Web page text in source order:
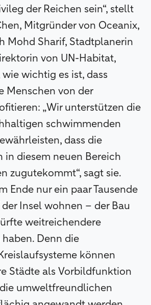
der Reichen sein“, stellt
Mitgründer von Oceanix,
Mohd Sharif, Stadtplanerin
von UN-Habitat,
wichtig es ist, dass
Menschen von der
„Wir unterstützen die
schwimmenden
dass die
in diesem neuen Bereich
zugutekommt“, sagt sie.
Ende nur ein paar Tausende
Insel wohnen – der Bau
weitreichendere
Denn die
können
Städte als Vorbildfunktion
umweltfreundlichen